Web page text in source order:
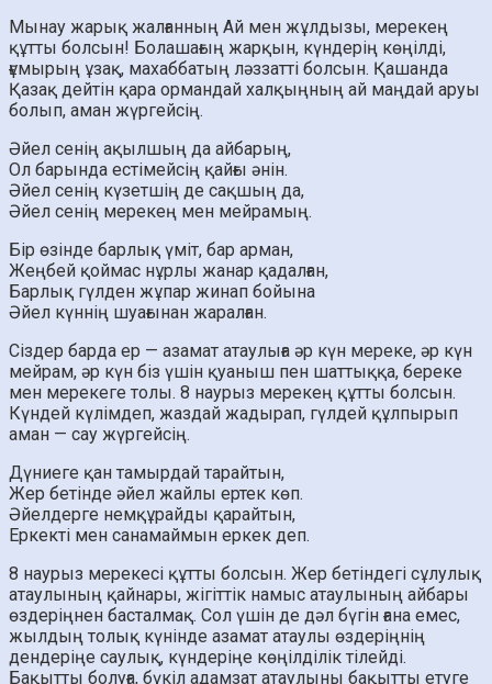
Мынау жарық жалғанның Ай мен жұлдызы, мерекең
құтты болсын! Болашағың жарқын, күндерің көңілді,
ғұмырың ұзақ, махаббатың ләззатті болсын. Қашанда
Қазақ дейтін қара ормандай халқыңның ай маңдай аруы
болып, аман жүргейсің.
Әйел сенің ақылшың да айбарың,
Ол барында естімейсің қайғы әнін.
Әйел сенің күзетшің де сақшың да,
Әйел сенің мерекең мен мейрамың.
Бір өзінде барлық үміт, бар арман,
Жеңбей қоймас нұрлы жанар қадалған,
Барлық гүлден жұпар жинап бойына
Әйел күннің шуағынан жаралған.
Сіздер барда ер — азамат атаулыға әр күн мереке, әр күн
мейрам, әр күн біз үшін қуаныш пен шаттыққа, береке
мен мерекеге толы. 8 наурыз мерекең құтты болсын.
Күндей күлімдеп, жаздай жадырап, гүлдей құлпырып
аман — сау жүргейсің.
Дүниеге қан тамырдай тарайтын,
Жер бетінде әйел жайлы ертек көп.
Әйелдерге немқұрайды қарайтын,
Еркекті мен санамаймын еркек деп.
8 наурыз мерекесі құтты болсын. Жер бетіндегі сұлулық
атаулының қайнары, жігіттік намыс атаулының айбары
өздеріңнен басталмақ. Сол үшін де дәл бүгін ғана емес,
жылдың толық күнінде азамат атаулы өздеріңнің
дендеріңе саулық, күндеріңе көңілділік тілейді.
Бақытты болуға, бүкіл адамзат атаулыны бақытты етуге